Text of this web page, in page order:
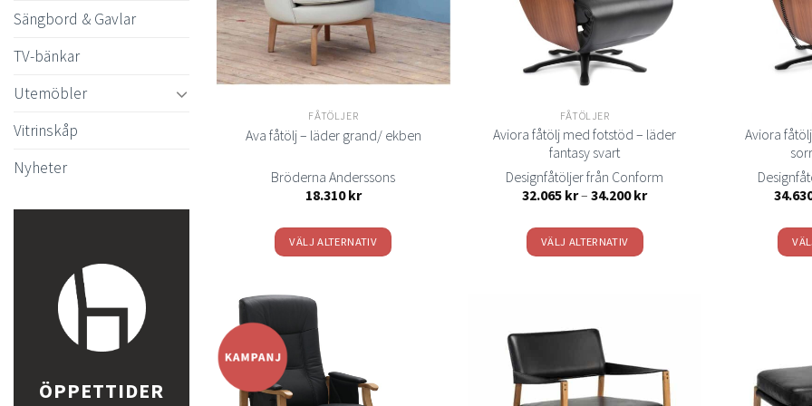
Sängbord & Gavlar
TV-bänkar
Utemöbler
Vitrinskåp
Nyheter
ÖPPETTIDER
alternativen
kan
väljas
på
produktsidan
FÅTÖLJER
Ava fåtölj – läder grand/ ekben
Bröderna Anderssons
18.310kr
VÄLJ ALTERNATIV
varianter.
De
FÅTÖLJER
Aviora fåtölj med fotstöd – läder
fantasy svart
Designfåtöljer från Conform
32.065 kr– 34.200krPrisintervall:
VÄLJ ALTERNATIV
har
flera
varianter.
De
Aviora
Lägg
till i
önskelistan